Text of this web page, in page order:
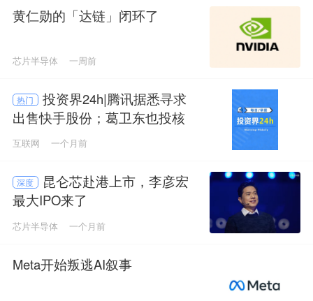
黄仁勋的「达链」闭环了
芯片半导体 一周前
热门
投资界24h|腾讯据悉寻求
出售快手股份；葛卫东也投核
聚变了；海力士，本周巨无霸IP
互联网 一个月前
深度
昆仑芯赴港上市，李彦宏
最大IPO来了
芯片半导体 一个月前
Meta开始叛逃AI叙事